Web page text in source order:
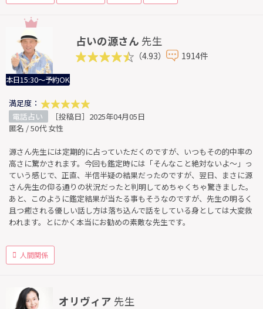
本日15:30～予約OK
占いの源さん 先生
（4.93） 1914件
満足度：
電話占い
［投稿日］2025年04月05日
匿名 / 50代 女性
源さん先生には定期的に占っていただくのですが、いつもその的中率の
高さに驚かされます。今回も鑑定時には「そんなこと絶対ないよ〜」っ
ていう感じで、正直、半信半疑の結果だったのですが、翌日、まさに源
さん先生の仰る通りの状況だったと判明してめちゃくちゃ驚きました。
あと、このように鑑定結果が当たる事もそうなのですが、先生の明るく
且つ癒される優しい話し方は落ち込んで話をしている身としては大変救
われます。とにかく本当にお勧めの素敵な先生です。
人間関係
オリヴィア 先生